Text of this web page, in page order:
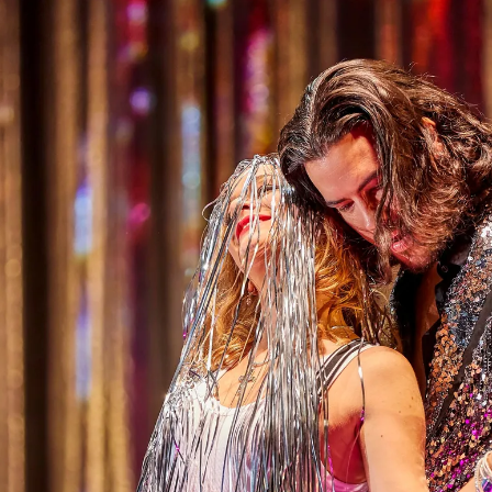
Ihr Besuch Abos Führungen
DANKE MEIN KONTO